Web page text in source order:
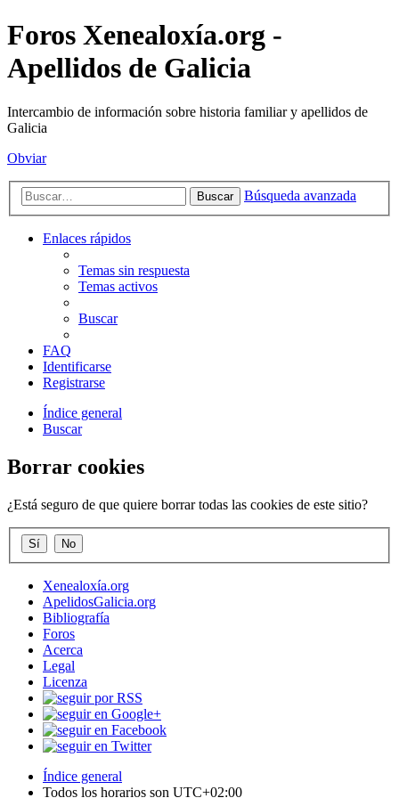
Foros Xenealoxía.org -
Apellidos de Galicia
Intercambio de información sobre historia familiar y apellidos de
Galicia
Obviar
Buscar Búsqueda avanzada
Enlaces rápidos
Temas sin respuesta
Temas activos
Buscar
FAQ
Identificarse
Registrarse
Índice general
Buscar
Borrar cookies
¿Está seguro de que quiere borrar todas las cookies de este sitio?
Xenealoxía.org
ApelidosGalicia.org
Bibliografía
Foros
Acerca
Legal
Licenza
Índice general
Todos los horarios son UTC+02:00